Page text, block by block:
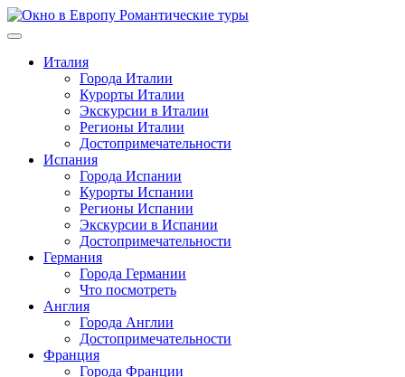
Перейти
к
Италия
Города Италии
Курорты Италии
Экскурсии в Италии
Регионы Италии
Достопримечательности
Испания
Города Испании
Курорты Испании
Регионы Испании
Экскурсии в Испании
Достопримечательности
Германия
Города Германии
Что посмотреть
Англия
Города Англии
Достопримечательности
Франция
Города Франции